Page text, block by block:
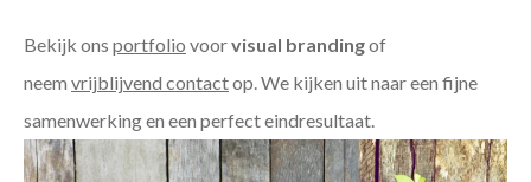
Bekijk ons portfolio voorvisual brandingof
neem vrijblijvend contactop. We kijken uit naar een fijne
samenwerking en een perfect eindresultaat.